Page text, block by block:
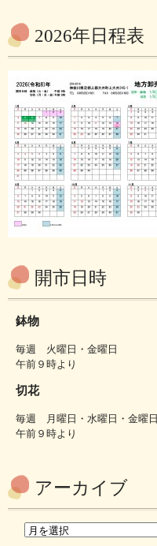
2026年日程表
開市日時
鉢物
毎週 火曜日・金曜日
午前９時より
切花
毎週 月曜日・水曜日・金曜日
午前９時より
アーカイブ